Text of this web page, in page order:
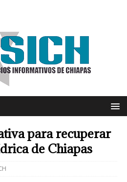
para recuperar
de Chiapas